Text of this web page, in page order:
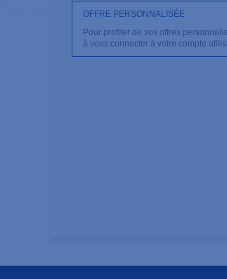
OFFRE PERSONNALISÉE
Pour profiter de vos offres
à vous connecter à votre compte